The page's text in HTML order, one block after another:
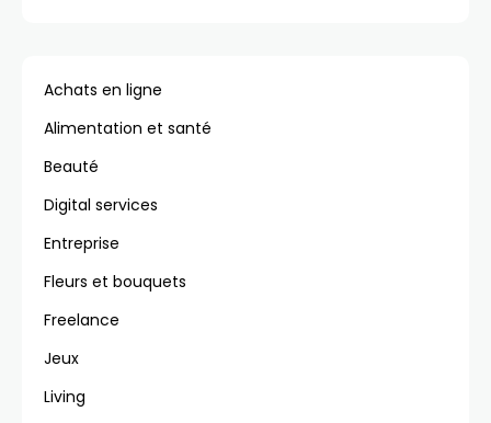
Achats en ligne
Alimentation et santé
Beauté
Digital services
Entreprise
Fleurs et bouquets
Freelance
Jeux
Living